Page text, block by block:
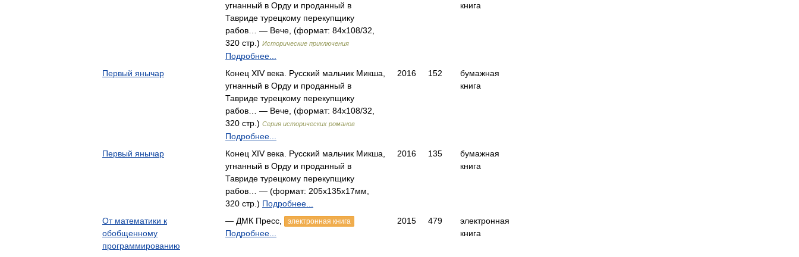
угнанный в Орду и проданный в
Тавриде турецкому перекупщику
рабов… — Вече, (формат: 84x108/32,
320 стр.) Исторические приключения
Подробнее...
книга
Первый янычар
Конец XIV века. Русский мальчик Микша,
угнанный в Орду и проданный в
Тавриде турецкому перекупщику
рабов… — Вече, (формат: 84x108/32,
320 стр.) Серия исторических романов
Подробнее...
2016 152
бумажная
книга
Первый янычар
Конец XIV века. Русский мальчик Микша,
угнанный в Орду и проданный в
Тавриде турецкому перекупщику
рабов… — (формат: 205x135x17мм,
320 стр.) Подробнее...
2016 135
бумажная
книга
От математики к
обобщенному
программированию
— ДМК Пресс, электронная книга
Подробнее...
2015 479
электронная
книга